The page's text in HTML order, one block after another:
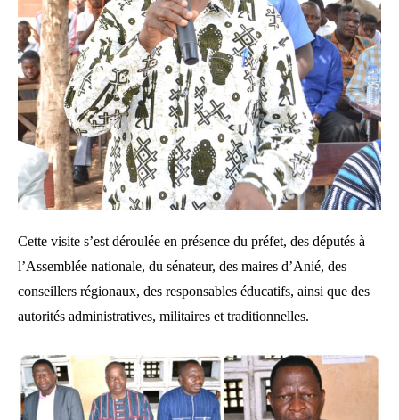
Cette visite s’est déroulée en présence du préfet, des députés à
l’Assemblée nationale, du sénateur, des maires d’Anié, des
conseillers régionaux, des responsables éducatifs, ainsi que des
autorités administratives, militaires et traditionnelles.